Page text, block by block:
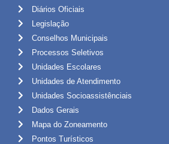
Diários Oficiais
Legislação
Conselhos Municipais
Processos Seletivos
Unidades Escolares
Unidades de Atendimento
Unidades Socioassistênciais
Dados Gerais
Mapa do Zoneamento
Pontos Turísticos